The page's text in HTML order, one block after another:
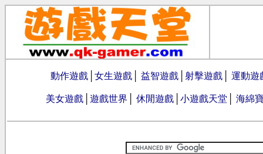
動作遊戲 女生遊戲 益智遊戲 射擊遊戲 運動遊
美女遊戲 遊戲世界 休閒遊戲 小遊戲天堂 海綿